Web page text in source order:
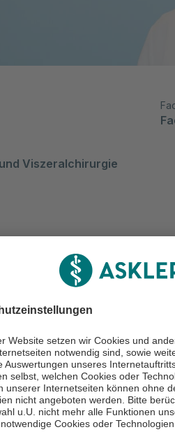
Viszeralchirurgie
und Auskunft
18-85 21 44
18-85 21 88